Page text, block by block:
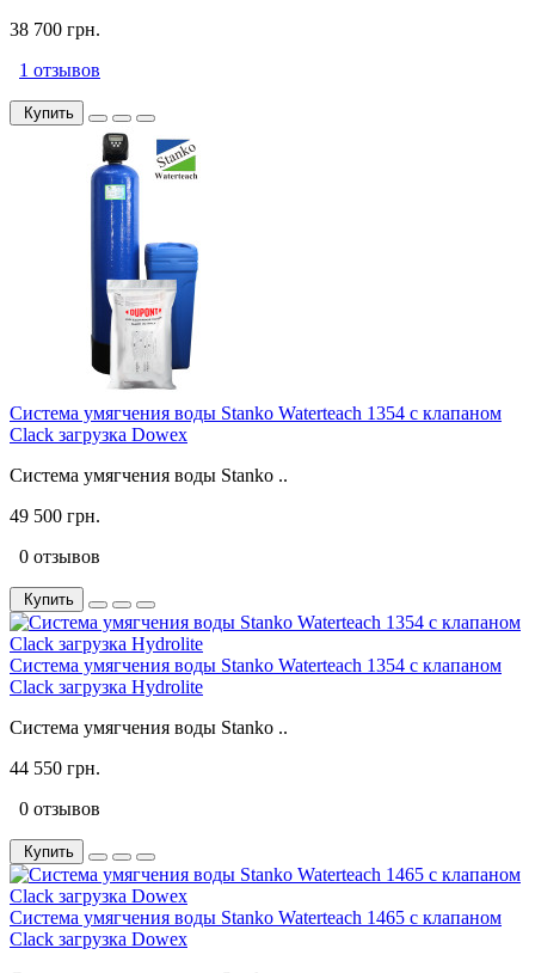
38 700 грн.
1 отзывов
Купить
Система умягчения воды Stanko Waterteach 1354 с клапаном
Clack загрузка Dowex
Система умягчения воды Stanko ..
49 500 грн.
0 отзывов
Купить
Система умягчения воды Stanko Waterteach 1354 с клапаном
Clack загрузка Hydrolite
Система умягчения воды Stanko ..
44 550 грн.
0 отзывов
Купить
Система умягчения воды Stanko Waterteach 1465 с клапаном
Clack загрузка Dowex